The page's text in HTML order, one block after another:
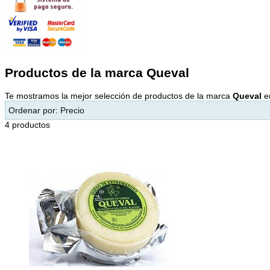
Productos de la marca Queval
Te mostramos la mejor selección de productos de la marca Queval
Ordenar por: Precio
4 productos